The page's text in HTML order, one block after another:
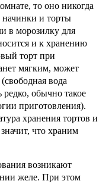
то оно никогда
начинки и торты
в морозилку для
и к хранению
торт при
мягким, может
вода
редко, обычно такое
приготовления).
хранения тортов и
что храним
возникают
желе. При этом